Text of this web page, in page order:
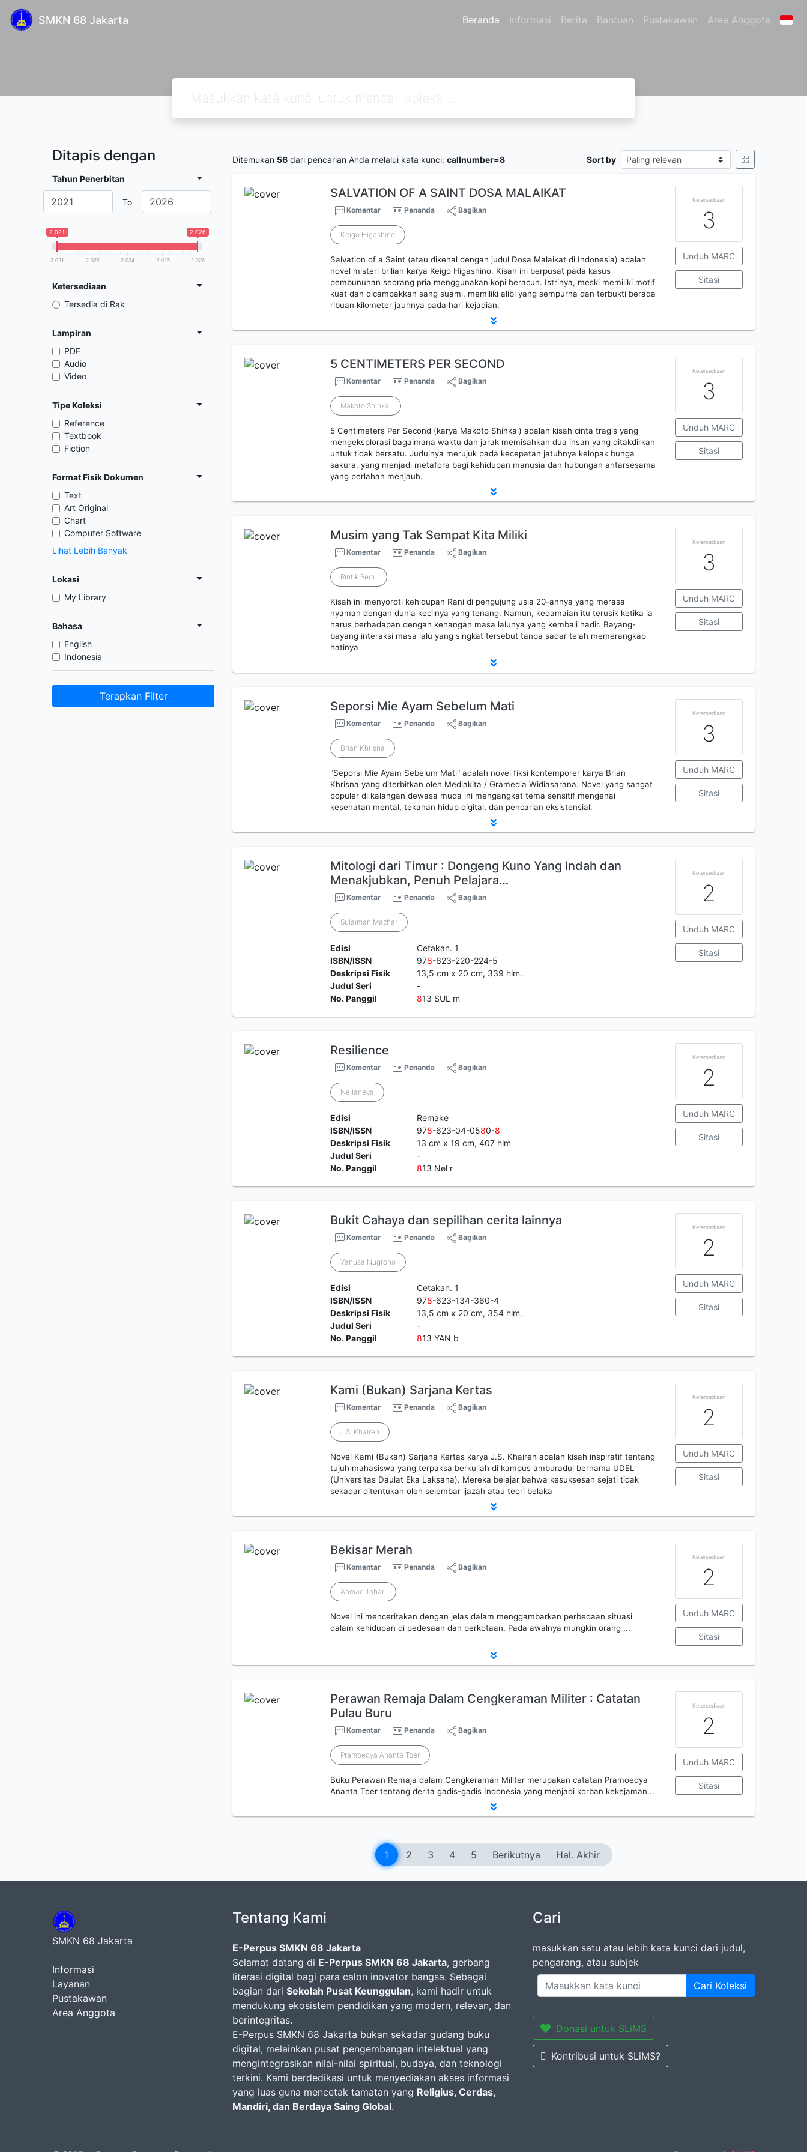
SMKN 68 Jakarta Beranda Informasi Berita Bantuan Pustakawan Area Anggota
Ditapis dengan
Tahun Penerbitan
To
2 021 2 026
2 021 2 022 2 024 2 025 2 026
Ketersediaan
Tersedia di Rak
Lampiran
PDF
Audio
Video
Tipe Koleksi
Reference
Textbook
Fiction
Format Fisik Dokumen
Text
Art Original
Chart
Computer Software
Lihat Lebih Banyak
Lokasi
My Library
Bahasa
English
Indonesia
Terapkan Filter
Ditemukan 56 dari pencarian Anda melalui kata kunci: callnumber=8 Sort by
SALVATION OF A SAINT DOSA MALAIKAT
Komentar Penanda Bagikan
Keigo Higashino
Salvation of a Saint (atau dikenal dengan judul Dosa Malaikat di Indonesia) adalah
novel misteri brilian karya Keigo Higashino. Kisah ini berpusat pada kasus
pembunuhan seorang pria menggunakan kopi beracun. Istrinya, meski memiliki motif
kuat dan dicampakkan sang suami, memiliki alibi yang sempurna dan terbukti berada
ribuan kilometer jauhnya pada hari kejadian.
Ketersediaan
3
Unduh MARC
Sitasi
5 CENTIMETERS PER SECOND
Komentar Penanda Bagikan
Makoto Shinkai
5 Centimeters Per Second (karya Makoto Shinkai) adalah kisah cinta tragis yang
mengeksplorasi bagaimana waktu dan jarak memisahkan dua insan yang ditakdirkan
untuk tidak bersatu. Judulnya merujuk pada kecepatan jatuhnya kelopak bunga
sakura, yang menjadi metafora bagi kehidupan manusia dan hubungan antarsesama
yang perlahan menjauh.
Ketersediaan
3
Unduh MARC
Sitasi
Musim yang Tak Sempat Kita Miliki
Komentar Penanda Bagikan
Rintik Sedu
Kisah ini menyoroti kehidupan Rani di pengujung usia 20-annya yang merasa
nyaman dengan dunia kecilnya yang tenang. Namun, kedamaian itu terusik ketika ia
harus berhadapan dengan kenangan masa lalunya yang kembali hadir. Bayang-
bayang interaksi masa lalu yang singkat tersebut tanpa sadar telah memerangkap
hatinya
Ketersediaan
3
Unduh MARC
Sitasi
Seporsi Mie Ayam Sebelum Mati
Komentar Penanda Bagikan
Brian Khrisna
"Seporsi Mie Ayam Sebelum Mati" adalah novel fiksi kontemporer karya Brian
Khrisna yang diterbitkan oleh Mediakita / Gramedia Widiasarana. Novel yang sangat
populer di kalangan dewasa muda ini mengangkat tema sensitif mengenai
kesehatan mental, tekanan hidup digital, dan pencarian eksistensial.
Ketersediaan
3
Unduh MARC
Sitasi
Mitologi dari Timur : Dongeng Kuno Yang Indah dan
Menakjubkan, Penuh Pelajara…
Komentar Penanda Bagikan
Sulaiman Mazhar
Edisi
Cetakan. 1
ISBN/ISSN
978-623-220-224-5
Deskripsi Fisik
13,5 cm x 20 cm, 339 hlm.
Judul Seri
-
No. Panggil
813 SUL m
Ketersediaan
2
Unduh MARC
Sitasi
Resilience
Komentar Penanda Bagikan
Nellaneva
Edisi
Remake
ISBN/ISSN
978-623-04-0580-8
Deskripsi Fisik
13 cm x 19 cm, 407 hlm
Judul Seri
-
No. Panggil
813 Nel r
Ketersediaan
2
Unduh MARC
Sitasi
Bukit Cahaya dan sepilihan cerita lainnya
Komentar Penanda Bagikan
Yanusa Nugroho
Edisi
Cetakan. 1
ISBN/ISSN
978-623-134-360-4
Deskripsi Fisik
13,5 cm x 20 cm, 354 hlm.
Judul Seri
-
No. Panggil
813 YAN b
Ketersediaan
2
Unduh MARC
Sitasi
Kami (Bukan) Sarjana Kertas
Komentar Penanda Bagikan
J.S. Khairen
Novel Kami (Bukan) Sarjana Kertas karya J.S. Khairen adalah kisah inspiratif tentang
tujuh mahasiswa yang terpaksa berkuliah di kampus amburadul bernama UDEL
(Universitas Daulat Eka Laksana). Mereka belajar bahwa kesuksesan sejati tidak
sekadar ditentukan oleh selembar ijazah atau teori belaka
Ketersediaan
2
Unduh MARC
Sitasi
Bekisar Merah
Komentar Penanda Bagikan
Ahmad Tohari
Novel ini menceritakan dengan jelas dalam menggambarkan perbedaan situasi
dalam kehidupan di pedesaan dan perkotaan. Pada awalnya mungkin orang ...
Ketersediaan
2
Unduh MARC
Sitasi
Perawan Remaja Dalam Cengkeraman Militer : Catatan
Pulau Buru
Komentar Penanda Bagikan
Pramoedya Ananta Toer
Buku Perawan Remaja dalam Cengkeraman Militer merupakan catatan Pramoedya
Ananta Toer tentang derita gadis-gadis Indonesia yang menjadi korban kekejaman...
Ketersediaan
2
Unduh MARC
Sitasi
1 2 3 4 5 Berikutnya Hal. Akhir
SMKN 68 Jakarta
Informasi
Layanan
Pustakawan
Area Anggota
Tentang Kami
E-Perpus SMKN 68 Jakarta
Selamat datang di E-Perpus SMKN 68 Jakarta, gerbang
literasi digital bagi para calon inovator bangsa. Sebagai
bagian dari Sekolah Pusat Keunggulan, kami hadir untuk
mendukung ekosistem pendidikan yang modern, relevan, dan
berintegritas.
E-Perpus SMKN 68 Jakarta bukan sekadar gudang buku
digital, melainkan pusat pengembangan intelektual yang
mengintegrasikan nilai-nilai spiritual, budaya, dan teknologi
terkini. Kami berdedikasi untuk menyediakan akses informasi
yang luas guna mencetak tamatan yang Religius, Cerdas,
Mandiri, dan Berdaya Saing Global.
Cari
masukkan satu atau lebih kata kunci dari judul,
pengarang, atau subjek
Cari Koleksi
Donasi untuk SLiMS
Kontribusi untuk SLiMS?